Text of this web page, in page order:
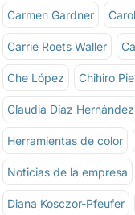
Carmen Gardner
Carrie Roets Waller
Che López Chihiro
Claudia Díaz Hernández
Herramientas de color
Noticias de la empresa
Diana Kosczor-Pfeufer